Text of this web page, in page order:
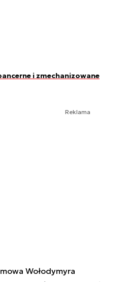
i zmechanizowane
Reklama
Wołodymyra